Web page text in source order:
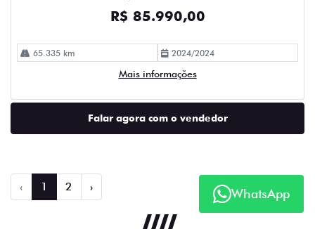
R$ 85.990,00
65.335 km 2024/2024
Mais informações
Falar agora com o vendedor
‹ 1 2 › WhatsApp